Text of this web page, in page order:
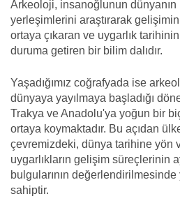
Arkeoloji, insanoğlunun dünyanın
yerleşimlerini araştırarak
ortaya çıkaran ve uygarlık
duruma getiren bir bilim dalıdır.
Yaşadığımız coğrafyada ise
dünyaya yayılmaya başladığı
Trakya ve Anadolu'ya yoğun bir
ortaya koymaktadır. Bu açıdan
çevremizdeki, dünya tarihine yön
uygarlıkların gelişim süreçlerinin
bulgularının
sahiptir.